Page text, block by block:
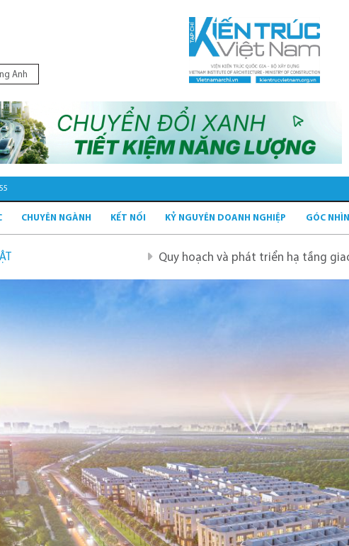
Anh
CHUYÊN NGÀNH KẾT NỐI KỶ NGUYÊN DOANH NGHIỆP GÓC NHÌN
Quy hoạch và phát triển hạ tầng giao thông tĩnh xanh